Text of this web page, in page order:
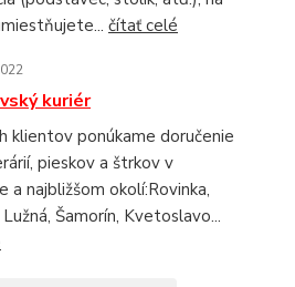
čítať celé
kuriér
klientov ponúkame doručenie
pieskov a štrkov v
a najbližšom okolí:Rovinka,
Šamorín, Kvetoslavo...